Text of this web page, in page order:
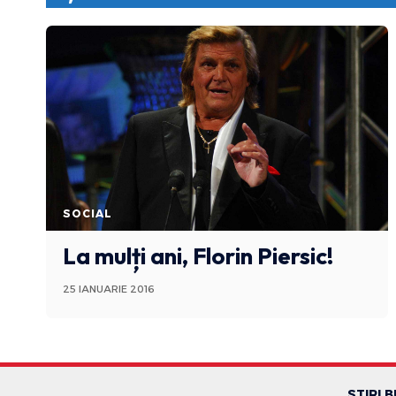
SOCIAL
La mulți ani, Florin Piersic!
25 IANUARIE 2016